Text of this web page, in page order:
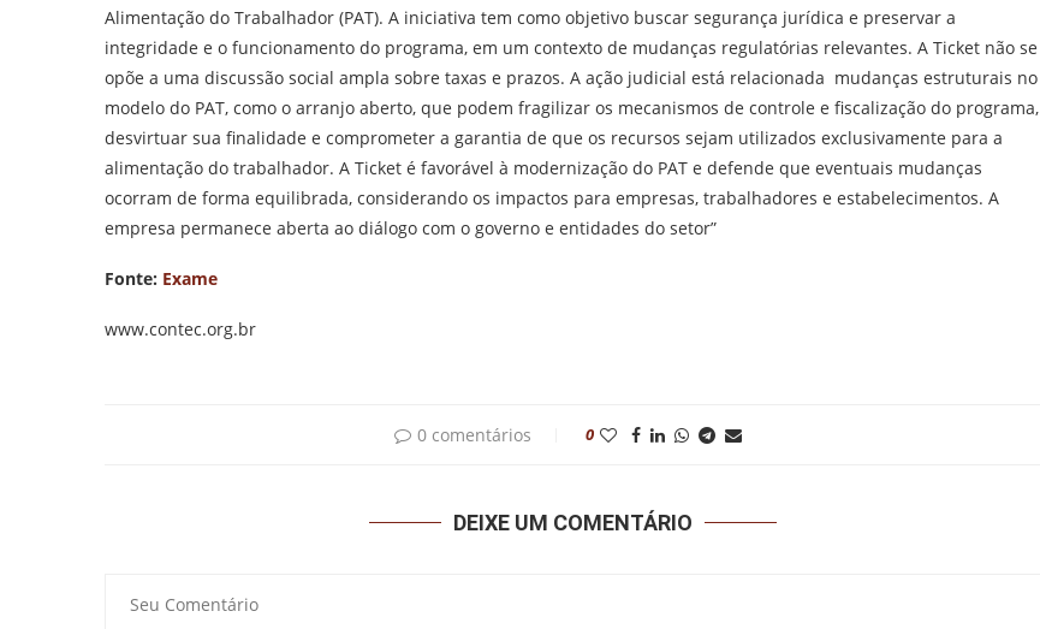
Alimentação do Trabalhador (PAT). A iniciativa tem como objetivo buscar segurança jurídica e preservar a
integridade e o funcionamento do programa, em um contexto de mudanças regulatórias relevantes. A Ticket não se
opõe a uma discussão social ampla sobre taxas e prazos. A ação judicial está relacionada mudanças estruturais no
modelo do PAT, como o arranjo aberto, que podem fragilizar os mecanismos de controle e fiscalização do programa,
desvirtuar sua finalidade e comprometer a garantia de que os recursos sejam utilizados exclusivamente para a
alimentação do trabalhador. A Ticket é favorável à modernização do PAT e defende que eventuais mudanças
ocorram de forma equilibrada, considerando os impactos para empresas, trabalhadores e estabelecimentos. A
empresa permanece aberta ao diálogo com o governo e entidades do setor”
Fonte: Exame
www.contec.org.br
0 comentários 0
DEIXE UM COMENTÁRIO